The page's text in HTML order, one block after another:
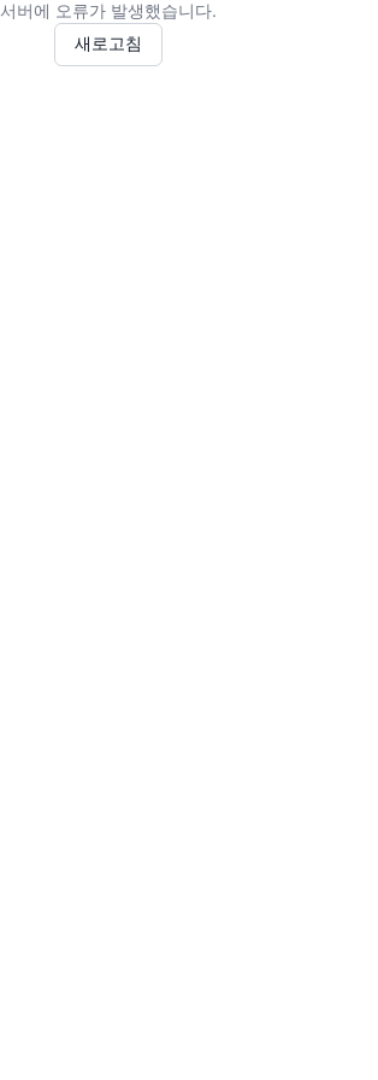
서버에 오류가 발생했습니다.
새로고침